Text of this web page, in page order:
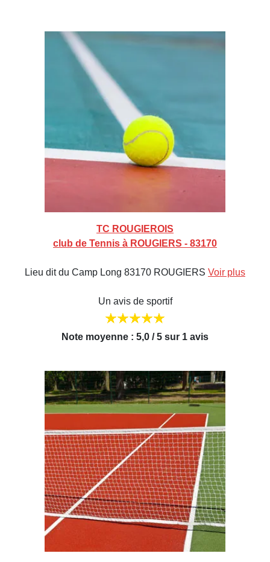
TC ROUGIEROIS
club de Tennis à ROUGIERS - 83170
Lieu dit du Camp Long 83170 ROUGIERS Voir plus
Un avis de sportif
Note moyenne : 5,0 / 5 sur 1 avis